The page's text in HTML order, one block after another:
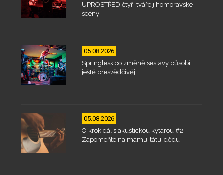
UPROSTŘED čtyři tváře jihomoravské
scény
05.08.2026
Springless po změně sestavy působí
ještě přesvědčivěji
05.08.2026
O krok dál s akustickou kytarou #2:
Zapomeňte na mámu-tátu-dědu